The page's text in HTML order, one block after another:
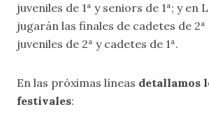
juveniles de 1ª y seniors de 1ª; y en
jugarán las finales de cadetes de 2ª
juveniles de 2ª y cadetes de 1ª.
En las próximas líneas detallamos
festivales: